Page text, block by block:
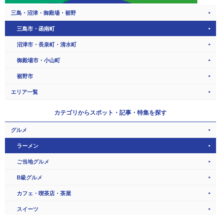
三島・沼津・御殿場・裾野
三島市・函南町
沼津市・長泉町・清水町
御殿場市・小山町
裾野市
エリア一覧
カテゴリからスポット・記事・特集を探す
グルメ
ラーメン
ご当地グルメ
B級グルメ
カフェ・喫茶店・茶屋
スイーツ